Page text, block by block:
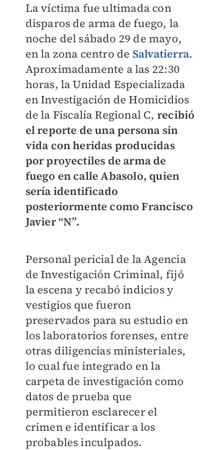
La víctima fue ultimada con
disparos de arma de fuego, la
noche del sábado 29 de mayo,
en la zona centro de Salvatierra.
Aproximadamente a las 22:30
horas, la Unidad Especializada
en Investigación de Homicidios
de la Fiscalía Regional C, recibió
el reporte de una persona sin
vida con heridas producidas
por proyectiles de arma de
fuego en calle Abasolo, quien
sería identificado
posteriormente como Francisco
Javier “N”.
Personal pericial de la Agencia
de Investigación Criminal, fijó
la escena y recabó indicios y
vestigios que fueron
preservados para su estudio en
los laboratorios forenses, entre
otras diligencias ministeriales,
lo cual fue integrado en la
carpeta de investigación como
datos de prueba que
permitieron esclarecer el
crimen e identificar a los
probables inculpados.